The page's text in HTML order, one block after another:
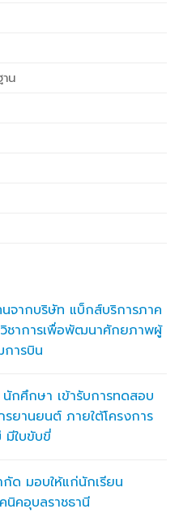
น
จากบริษัท แบ็กส์บริการภาค
ชาการเพื่อพัฒนาศักยภาพผู้
การบิน
กศึกษา เข้ารับการทดสอบ
รยานยนต์ ภายใต้โครงการ
มีใบขับขี่
ด มอบให้แก่นักเรียน
คอุบลราชธานี